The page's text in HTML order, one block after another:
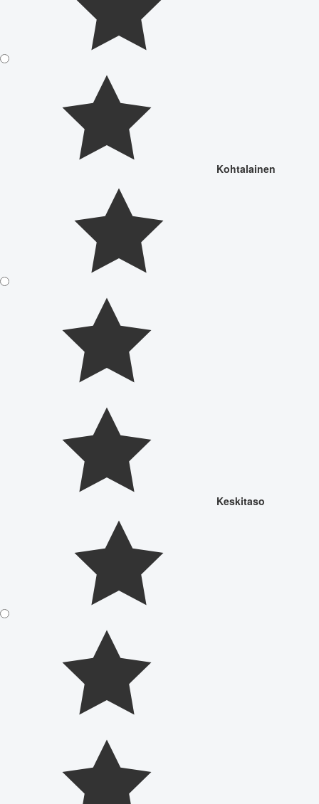
Kohtalainen
Keskitaso